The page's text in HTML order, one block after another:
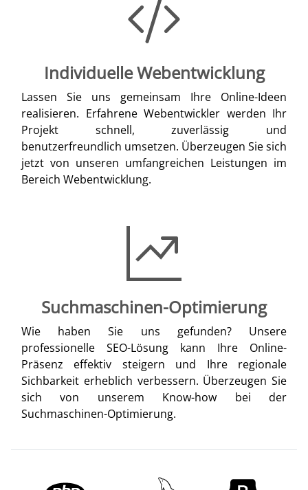
Individuelle Webentwicklung
Lassen Sie uns gemeinsam Ihre Online-Ideen
realisieren. Erfahrene Webentwickler werden Ihr
Projekt schnell, zuverlässig und
benutzerfreundlich umsetzen. Überzeugen Sie sich
jetzt von unseren umfangreichen Leistungen im
Bereich Webentwicklung.
Suchmaschinen-Optimierung
Wie haben Sie uns gefunden? Unsere
professionelle SEO-Lösung kann Ihre Online-
Präsenz effektiv steigern und Ihre regionale
Sichbarkeit erheblich verbessern. Überzeugen Sie
sich von unserem Know-how bei der
Suchmaschinen-Optimierung.